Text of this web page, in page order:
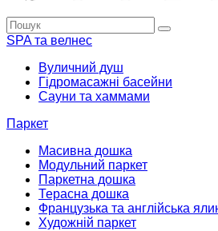
SPA та велнес
Вуличний душ
Гідромасажні басейни
Сауни та хаммами
Паркет
Масивна дошка
Модульний паркет
Паркетна дошка
Терасна дошка
Французька та англійська
Художній паркет